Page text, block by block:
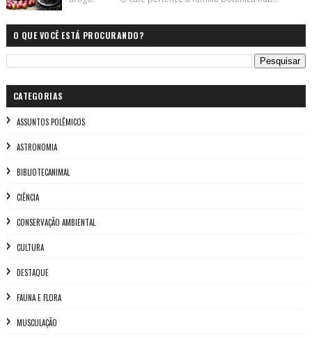
O QUE VOCÊ ESTÁ PROCURANDO?
CATEGORIAS
ASSUNTOS POLÊMICOS
ASTRONOMIA
BIBLIOTECANIMAL
CIÊNCIA
CONSERVAÇÃO AMBIENTAL
CULTURA
DESTAQUE
FAUNA E FLORA
MUSCULAÇÃO